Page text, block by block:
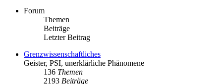
Forum
Themen
Beiträge
Letzter Beitrag
Grenzwissenschaftliches
Geister, PSI, unerklärliche Phänomene
136 Themen
2193 Beiträge